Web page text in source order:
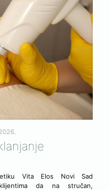
Vita Elos Novi Sad
da na stručan,